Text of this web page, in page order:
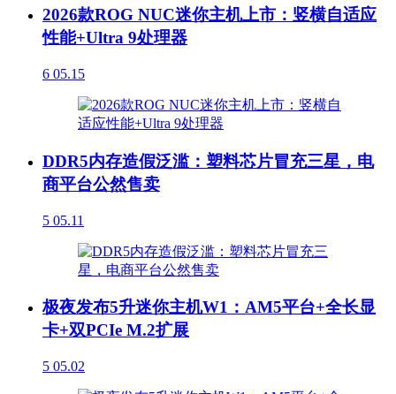
2026款ROG NUC迷你主机上市：竖横自适应
性能+Ultra 9处理器
6 05.15
DDR5内存造假泛滥：塑料芯片冒充三星，电
商平台公然售卖
5 05.11
极夜发布5升迷你主机W1：AM5平台+全长显
卡+双PCIe M.2扩展
5 05.02